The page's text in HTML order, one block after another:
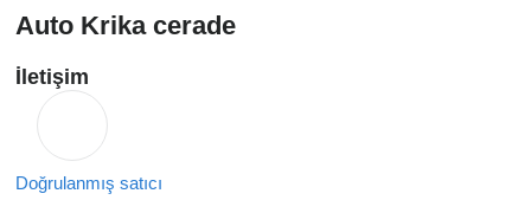
Auto Krika cerade
İletişim
Doğrulanmış satıcı